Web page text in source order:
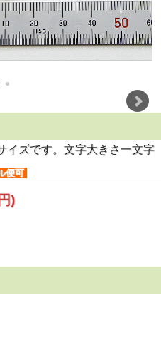
イズです。文字大きさ一文字
便可
)